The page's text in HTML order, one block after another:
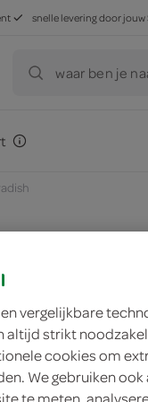
snelle levering door jouw
waar ben je
Vitarol
vergelijkbare
altijd strikt
cookies om
We gebruiken
te meten,